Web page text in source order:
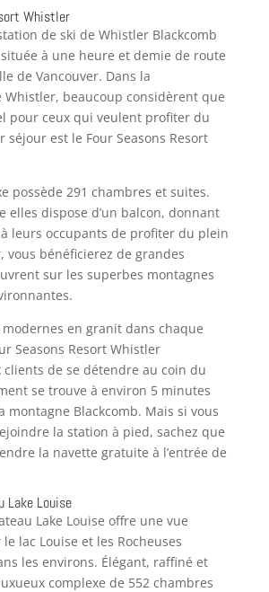
Whistler
de ski de Whistler Blackcomb
à une heure et demie de route
de Vancouver. Dans la
beaucoup considèrent que
pour ceux qui veulent profiter du
est le Four Seasons Resort
possède 291 chambres et suites.
elles dispose d’un balcon, donnant
à leurs occupants de profiter du plein
vous bénéficierez de grandes
sur les superbes montagnes
modernes en granit dans chaque
Seasons Resort Whistler
de se détendre au coin du
se trouve à environ 5 minutes
montagne Blackcomb. Mais si vous
la station à pied, sachez que
la navette gratuite à l’entrée de
Lake Louise
Lake Louise offre une vue
lac Louise et les Rocheuses
les environs. Élégant, raffiné et
complexe de 552 chambres